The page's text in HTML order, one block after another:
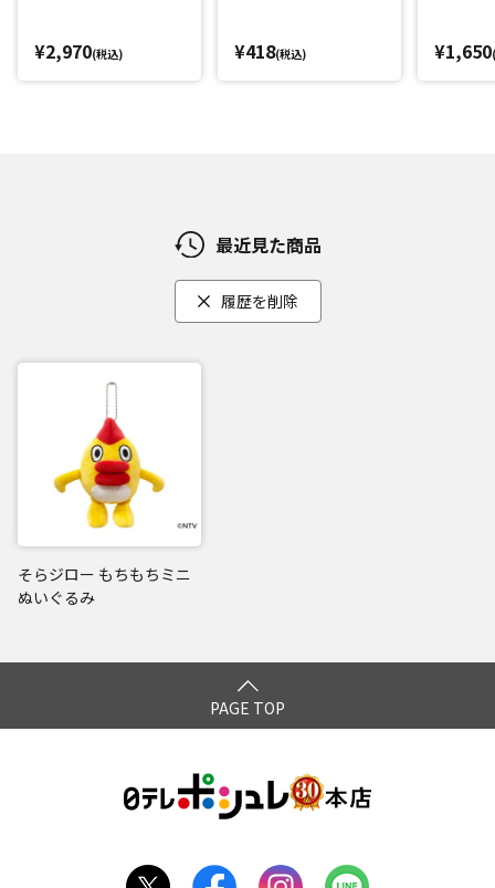
¥2,970(税込) ¥418(税込) ¥1,650
最近見た商品
履歴を削除
そらジロー もちもちミニ
ぬいぐるみ
PAGE TOP